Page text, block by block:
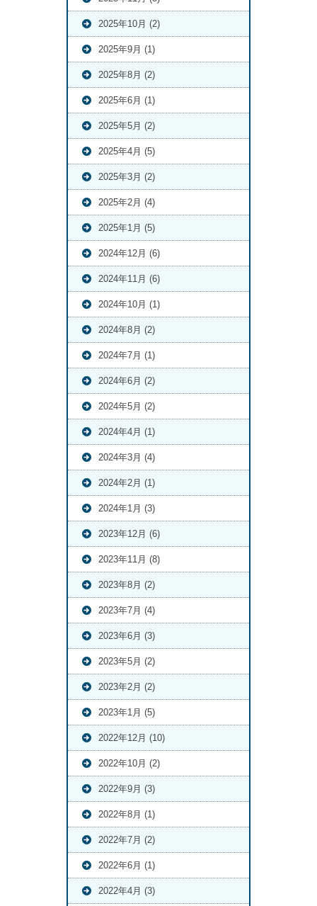
2025年10月 (2)
2025年9月 (1)
2025年8月 (2)
2025年6月 (1)
2025年5月 (2)
2025年4月 (5)
2025年3月 (2)
2025年2月 (4)
2025年1月 (5)
2024年12月 (6)
2024年11月 (6)
2024年10月 (1)
2024年8月 (2)
2024年7月 (1)
2024年6月 (2)
2024年5月 (2)
2024年4月 (1)
2024年3月 (4)
2024年2月 (1)
2024年1月 (3)
2023年12月 (6)
2023年11月 (8)
2023年8月 (2)
2023年7月 (4)
2023年6月 (3)
2023年5月 (2)
2023年2月 (2)
2023年1月 (5)
2022年12月 (10)
2022年10月 (2)
2022年9月 (3)
2022年8月 (1)
2022年7月 (2)
2022年6月 (1)
2022年4月 (3)